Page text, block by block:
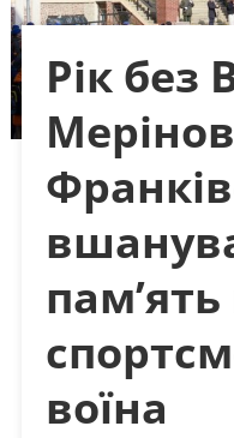
Рік без
воїна